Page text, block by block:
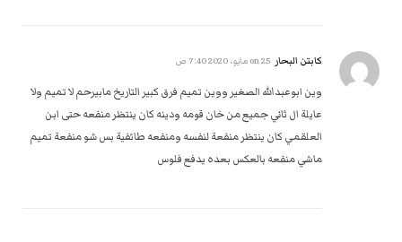
كابتن البحار 25 مايو، 2020 7:40 ص
وين ابوعبدالله الصغير ووين تميم فرق كبير التاريخ مابيرحم لا تميم ولا
عايلة ال ثاني جميع من خان قومه ودينه كان ينتظر منفعه حتى ابن
العلقمي كان ينتظر منفعة لنفسه ومنفعه طائفية بس شو منفعة تميم
ماشي منفعه بالعكس بعده يدفع فلوس